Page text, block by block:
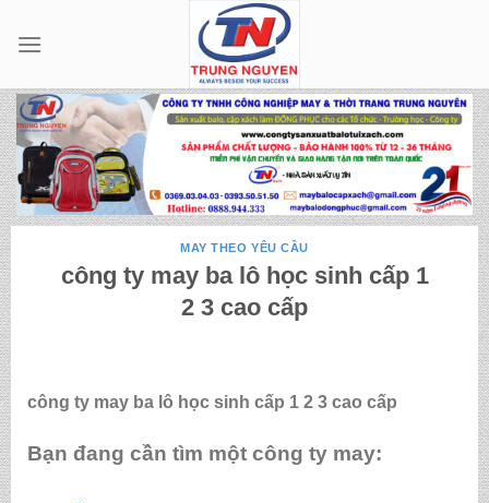
MAY THEO YÊU CẦU
công ty may ba lô học sinh cấp 1
2 3 cao cấp
công ty may ba lô học sinh cấp 1 2 3 cao cấp
Bạn đang cần tìm một công ty may: